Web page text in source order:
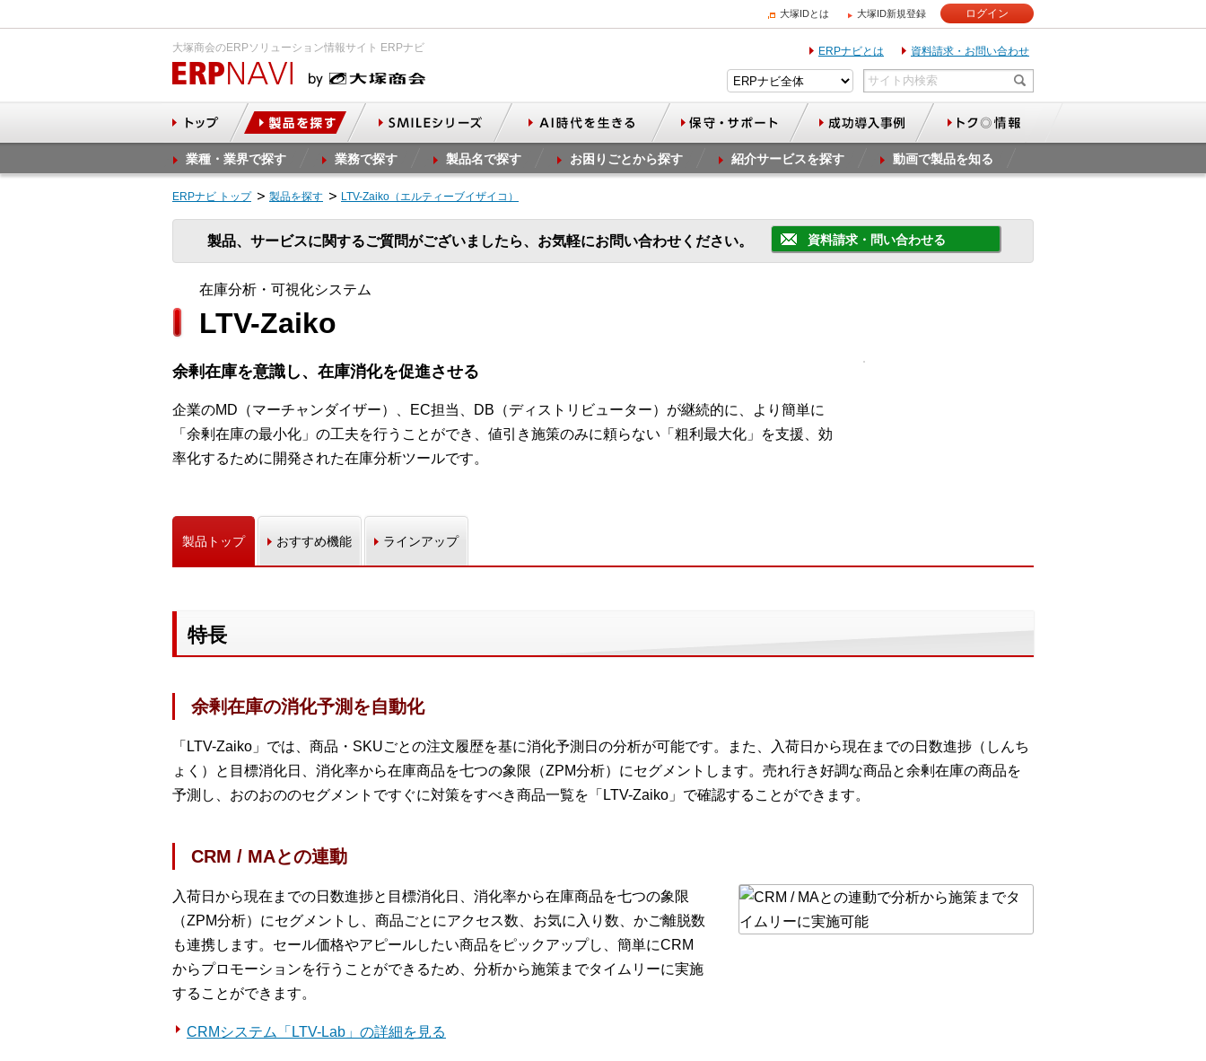
大塚IDとは 大塚ID新規登録 ログイン
大塚商会のERPソリューション情報サイト ERPナビ ERPナビとは 資料請求・お問い合わせ
業種・業界で探す 業務で探す 製品名で探す お困りごとから探す 紹介サービスを探す 動画で製品を知る
ERPナビ トップ 製品を探す LTV-Zaiko（エルティーブイザイコ）
製品、サービスに関するご質問がございましたら、お気軽にお問い合わせください。 資料請求・問い合わせる
在庫分析・可視化システム
LTV-Zaiko
余剰在庫を意識し、在庫消化を促進させる
企業のMD（マーチャンダイザー）、EC担当、DB（ディストリビューター）が継続的に、より簡単に
「余剰在庫の最小化」の工夫を行うことができ、値引き施策のみに頼らない「粗利最大化」を支援、効
率化するために開発された在庫分析ツールです。
製品トップ おすすめ機能 ラインアップ
特長
余剰在庫の消化予測を自動化
「LTV-Zaiko」では、商品・SKUごとの注文履歴を基に消化予測日の分析が可能です。また、入荷日から現在までの日数進捗（しんち
ょく）と目標消化日、消化率から在庫商品を七つの象限（ZPM分析）にセグメントします。売れ行き好調な商品と余剰在庫の商品を
予測し、おのおののセグメントですぐに対策をすべき商品一覧を「LTV-Zaiko」で確認することができます。
CRM / MAとの連動
入荷日から現在までの日数進捗と目標消化日、消化率から在庫商品を七つの象限
（ZPM分析）にセグメントし、商品ごとにアクセス数、お気に入り数、かご離脱数
も連携します。セール価格やアピールしたい商品をピックアップし、簡単にCRM
からプロモーションを行うことができるため、分析から施策までタイムリーに実施
することができます。
CRMシステム「LTV-Lab」の詳細を見る